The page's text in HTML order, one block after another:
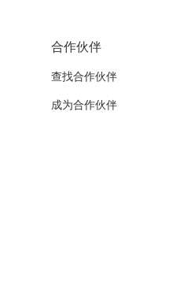
合作伙伴
查找合作伙伴
成为合作伙伴